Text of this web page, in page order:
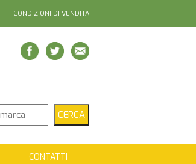
| CONDIZIONI DI VENDITA
CONTATTI